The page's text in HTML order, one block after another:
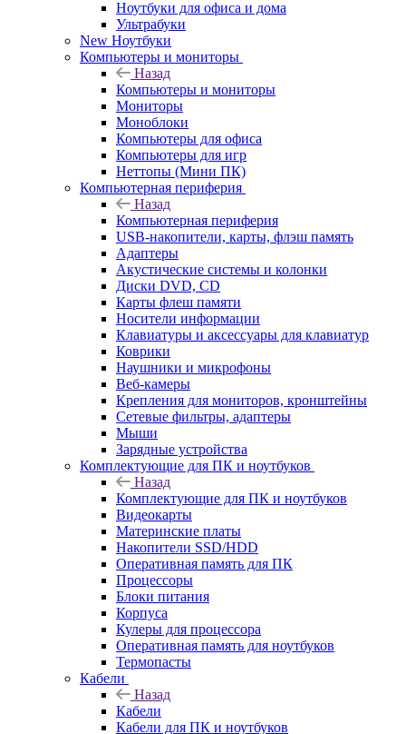
Ноутбуки для офиса и дома
Ультрабуки
New Ноутбуки
Компьютеры и мониторы
Назад
Компьютеры и мониторы
Мониторы
Моноблоки
Компьютеры для офиса
Компьютеры для игр
Неттопы (Мини ПК)
Компьютерная периферия
Назад
Компьютерная периферия
USB-накопители, карты, флэш память
Адаптеры
Акустические системы и колонки
Диски DVD, CD
Карты флеш памяти
Носители информации
Клавиатуры и аксессуары для клавиатур
Коврики
Наушники и микрофоны
Веб-камеры
Крепления для мониторов, кронштейны
Сетевые фильтры, адаптеры
Мыши
Зарядные устройства
Комплектующие для ПК и ноутбуков
Назад
Комплектующие для ПК и ноутбуков
Видеокарты
Материнские платы
Накопители SSD/HDD
Оперативная память для ПК
Процессоры
Блоки питания
Корпуса
Кулеры для процессора
Оперативная память для ноутбуков
Термопасты
Кабели
Назад
Кабели
Кабели для ПК и ноутбуков